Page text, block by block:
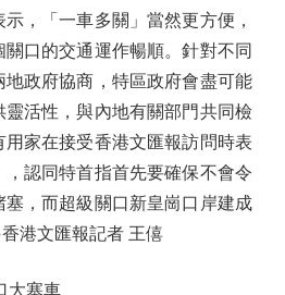
，「一車多關」當然更方便，
口的交通運作暢順。針對不同
政府協商，特區政府會盡可能
活性，與內地有關部門共同檢
家在接受香港文匯報訪問時表
認同特首指首先要確保不會令
，而超級關口新皇崗口岸建成
港文匯報記者 王僖
塞車